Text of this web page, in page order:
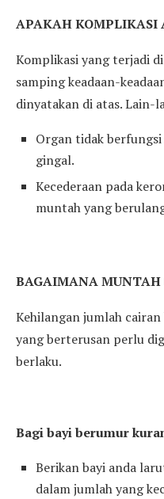
APAKAH KOMPLIKASI
Komplikasi yang terjadi
samping keadaan-
dinyatakan di atas. Lain-
Organ tidak
gingal.
Kecederaan pada
muntah yang
BAGAIMANA MUNTAH
Kehilangan jumlah
yang berterusan perlu
berlaku.
Bagi bayi berumur
Berikan bayi anda
dalam jumlah yang